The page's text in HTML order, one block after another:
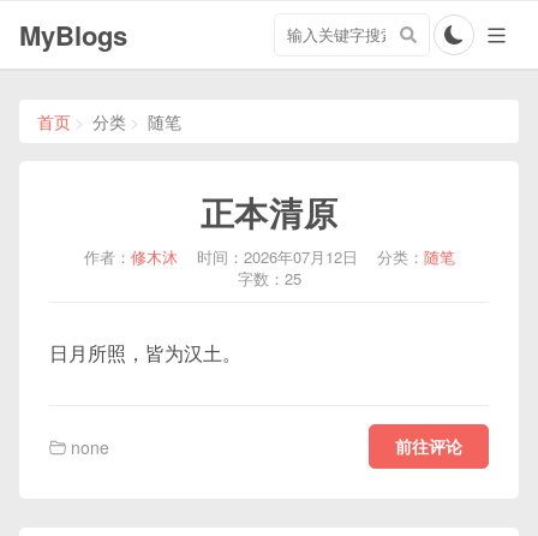
MyBlogs
搜
关
首页 分类 随笔
正本清原
作者： 修木沐 时间：2026年07月12日 分类： 随笔
字数：25
日月所照，皆为汉土。
none 前往评论